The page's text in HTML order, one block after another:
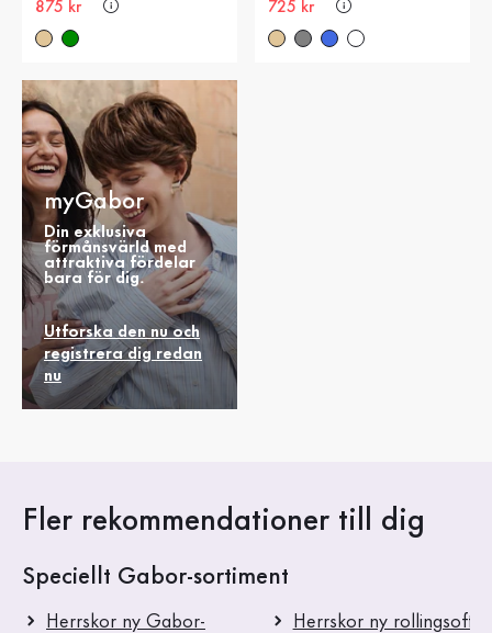
Nytt pris
875 kr Nytt pris
725 kr
myGabor
Din exklusiva
förmånsvärld med
attraktiva fördelar
bara för dig.
Utforska den nu och
registrera dig redan
nu
Fler rekommendationer till dig
Speciellt Gabor-sortiment
Herrskor ny Gabor-
Herrskor ny rollingsoft-